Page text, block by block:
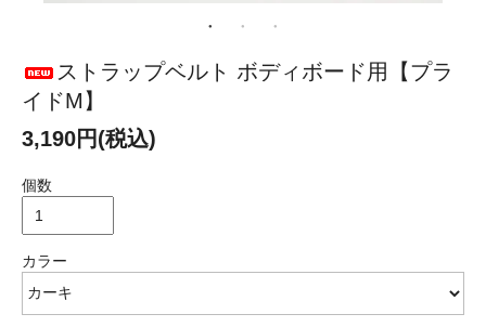
ストラップベルト ボディボード用【プラ
イドM】
3,190円(税込)
個数
カラー